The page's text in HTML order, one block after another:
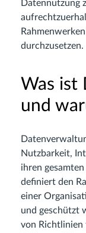
Datennutzung
durchzusetzen.
Was ist
und
Nutzbarkeit,
ihren
definiert den
einer
und geschützt
von Richtlinien